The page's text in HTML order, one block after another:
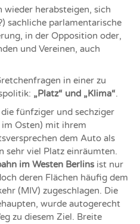
herabsteigen, sich
sachliche parlamentarische
in der Opposition oder,
und Vereinen, auch
in einer zu
„Platz“ und „Klima“.
fünfziger und sechziger
im Osten) mit ihrem
dem Auto als
sehr viel Platz einräumten.
im Westen Berlins ist nur
deren Flächen häufig dem
(MIV) zugeschlagen. Die
wurde autogerecht
zu diesem Ziel. Breite